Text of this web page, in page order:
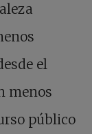
el
menos
público